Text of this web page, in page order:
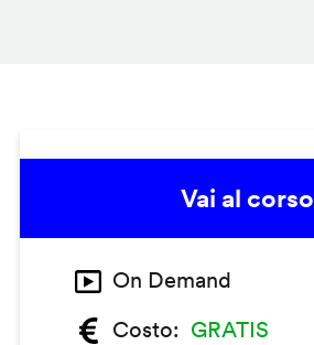
Vai al corso
On Demand
Costo
GRATIS